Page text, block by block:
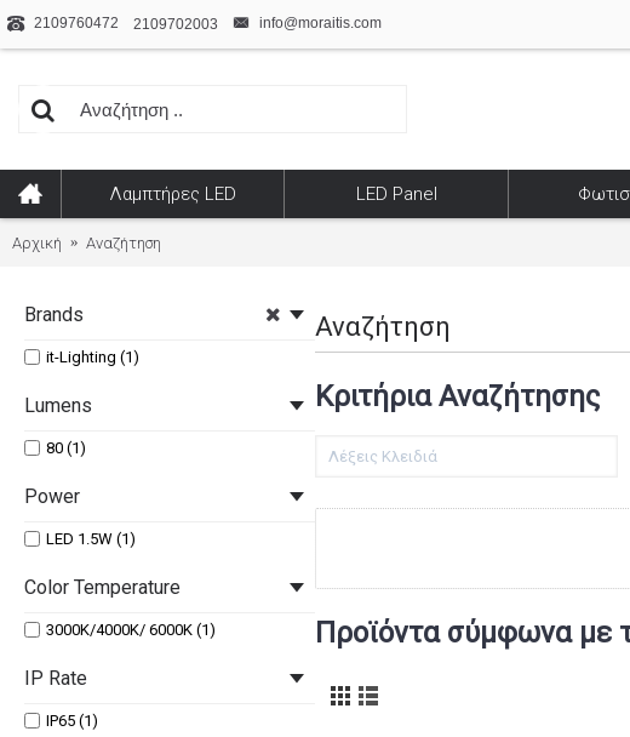
2109760472 2109702003 info@moraitis.com
Λαμπτήρες LED LED Panel
Αρχική Αναζήτηση
Brands
it-Lighting (1)
Lumens
80 (1)
Power
LED 1.5W (1)
Color Temperature
3000K/4000K/ 6000K (1)
IP Rate
IP65 (1)
Αναζήτηση
Κριτήρια Αναζήτησης
Προϊόντα σύμφωνα με